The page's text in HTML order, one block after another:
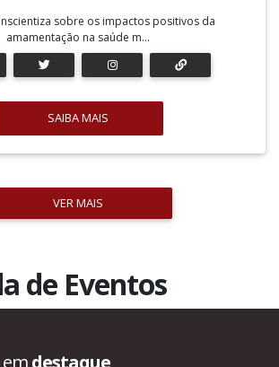
sobre os impactos positivos da
amamentação na saúde m...
SAIBA MAIS
VER MAIS
de Eventos
emdestaque